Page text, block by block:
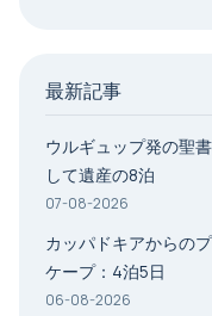
最新記事
ウルギュップ発の聖
して遺産の8泊
07-08-2026
カッパドキアからの
ケープ：4泊5日
06-08-2026